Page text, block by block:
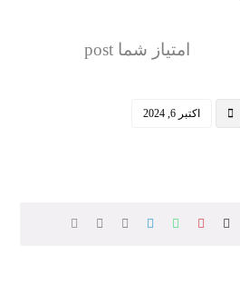
امتیاز شما post
اکتبر 6, 2024